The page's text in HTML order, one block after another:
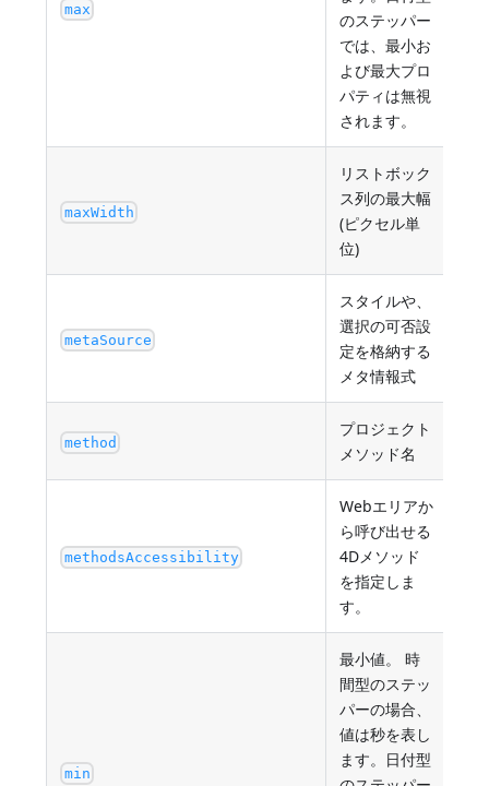
max
のステッパー
では、最小お
よび最大プロ
パティは無視
されます。
maxWidth
リストボック
ス列の最大幅
(ピクセル単
位)
metaSource
スタイルや、
選択の可否設
定を格納する
メタ情報式
method
プロジェクト
メソッド名
methodsAccessibility
Webエリアか
ら呼び出せる
4Dメソッド
を指定しま
す。
min
最小値。 時
間型のステッ
パーの場合、
値は秒を表し
ます。日付型